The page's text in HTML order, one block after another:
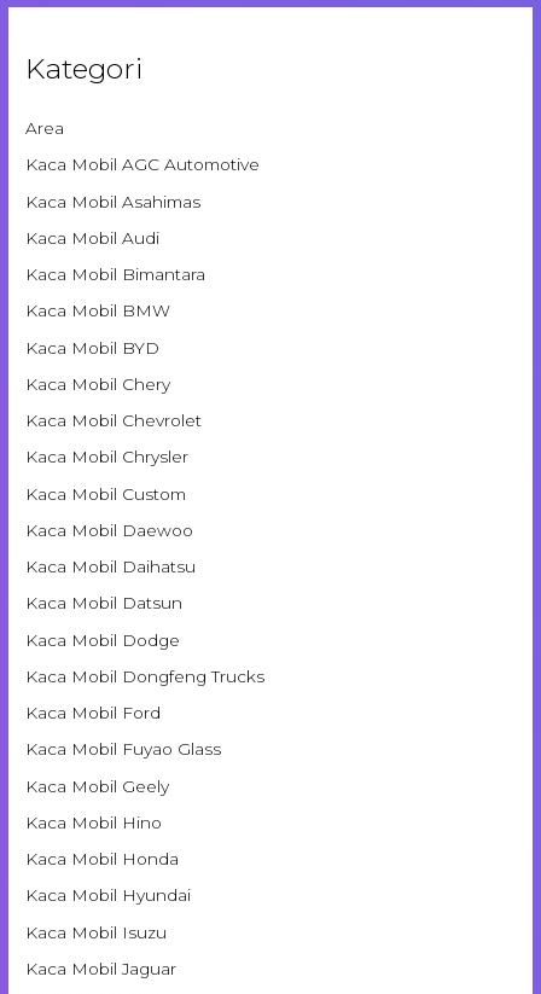
Kategori
Area
Kaca Mobil AGC Automotive
Kaca Mobil Asahimas
Kaca Mobil Audi
Kaca Mobil Bimantara
Kaca Mobil BMW
Kaca Mobil BYD
Kaca Mobil Chery
Kaca Mobil Chevrolet
Kaca Mobil Chrysler
Kaca Mobil Custom
Kaca Mobil Daewoo
Kaca Mobil Daihatsu
Kaca Mobil Datsun
Kaca Mobil Dodge
Kaca Mobil Dongfeng Trucks
Kaca Mobil Ford
Kaca Mobil Fuyao Glass
Kaca Mobil Geely
Kaca Mobil Hino
Kaca Mobil Honda
Kaca Mobil Hyundai
Kaca Mobil Isuzu
Kaca Mobil Jaguar